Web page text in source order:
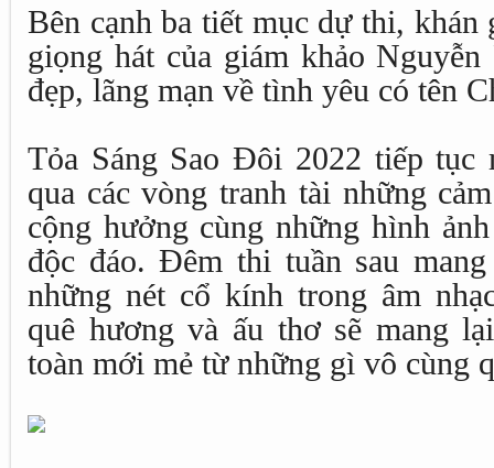
Bên cạnh ba tiết mục dự thi, khán
giọng hát của giám khảo
đẹp, lãng mạn về tình yêu có tên
Tỏa Sáng Sao Đôi 2022 tiếp tục
qua các vòng tranh tài những
cộng hưởng cùng những hình
độc đáo. Đêm thi tuần sau
những nét cổ kính trong âm
quê hương và ấu thơ sẽ mang
toàn mới mẻ từ những gì vô cùng